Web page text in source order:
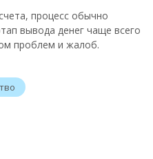
процесс обычно
вывода денег чаще всего
проблем и жалоб.